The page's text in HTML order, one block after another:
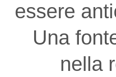
essere
Una
nella